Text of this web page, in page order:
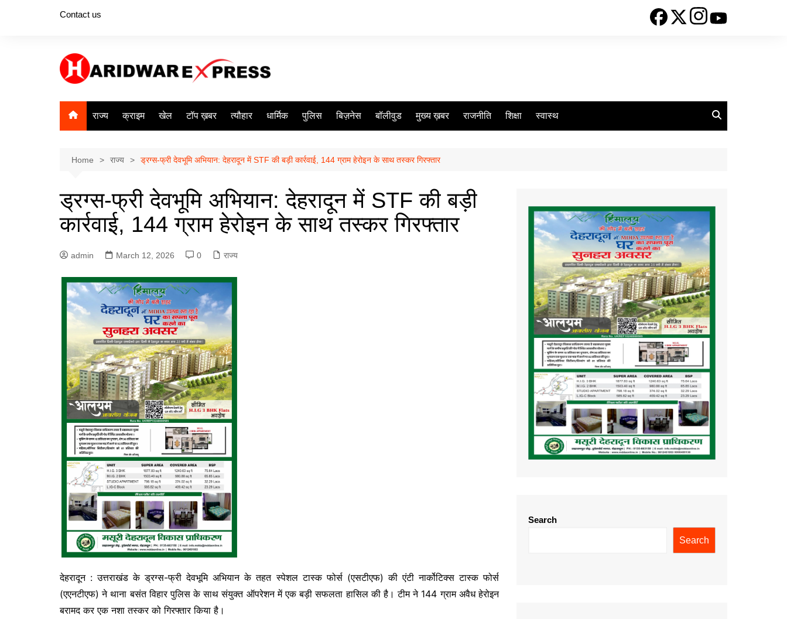
Contact us
राज्य क्राइम खेल टॉप ख़बर त्यौहार धार्मिक पुलिस बिज़नेस बॉलीवुड मुख्य ख़बर राजनीति शिक्षा स्वास्थ
Home राज्य ड्रग्स-फ्री देवभूमि अभियान: देहरादून में STF की बड़ी कार्रवाई, 144 ग्राम हेरोइन के साथ तस्कर गिरफ्तार
ड्रग्स-फ्री देवभूमि अभियान: देहरादून में STF की बड़ी
कार्रवाई, 144 ग्राम हेरोइन के साथ तस्कर गिरफ्तार
admin March 12, 2026 0 राज्य
देहरादून : उत्तराखंड के ड्रग्स-फ्री देवभूमि अभियान के तहत स्पेशल टास्क फोर्स (एसटीएफ) की एंटी नार्कोटिक्स टास्क फोर्स
(एएनटीएफ) ने थाना बसंत विहार पुलिस के साथ संयुक्त ऑपरेशन में एक बड़ी सफलता हासिल की है। टीम ने 144 ग्राम अवैध हेरोइन
बरामद कर एक नशा तस्कर को गिरफ्तार किया है।
Search
Search